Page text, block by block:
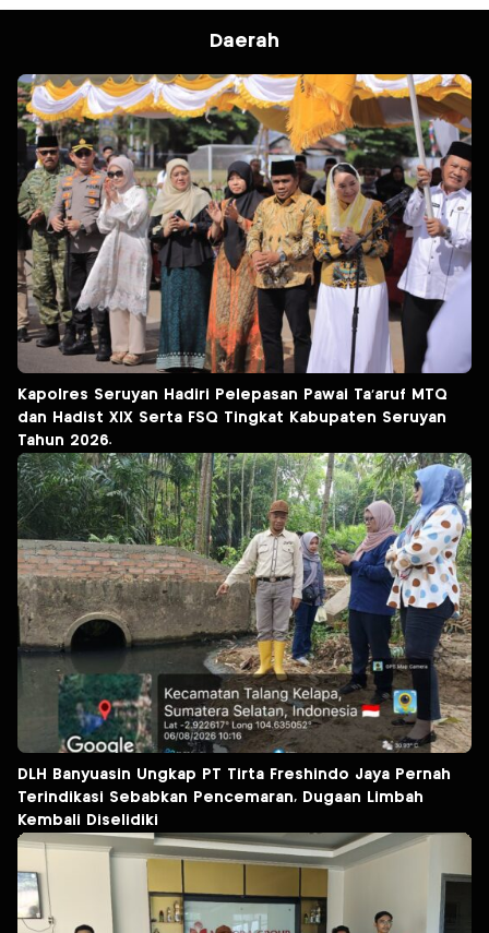
Daerah
Kapolres Seruyan Hadiri Pelepasan Pawai Ta’aruf MTQ
dan Hadist XlX Serta FSQ Tingkat Kabupaten Seruyan
Tahun 2026.
DLH Banyuasin Ungkap PT Tirta Freshindo Jaya Pernah
Terindikasi Sebabkan Pencemaran, Dugaan Limbah
Kembali Diselidiki